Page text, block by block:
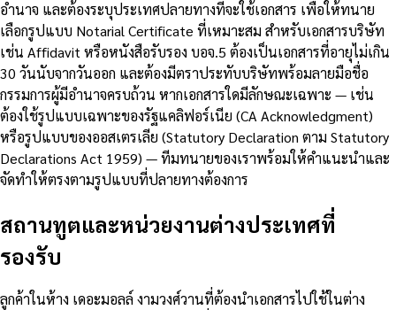
อำนาจ และต้องระบุประเทศปลายทางที่จะใช้เอกสาร เพื่อให้ทนาย
เลือกรูปแบบ Notarial Certificate ที่เหมาะสม สำหรับเอกสารบริษัท
เช่น Affidavit หรือหนังสือรับรอง บอจ.5 ต้องเป็นเอกสารที่อายุไม่เกิน
30 วันนับจากวันออก และต้องมีตราประทับบริษัทพร้อมลายมือชื่อ
กรรมการผู้มีอำนาจครบถ้วน หากเอกสารใดมีลักษณะเฉพาะ — เช่น
ต้องใช้รูปแบบเฉพาะของรัฐแคลิฟอร์เนีย (CA Acknowledgment)
หรือรูปแบบของออสเตรเลีย (Statutory Declaration ตาม Statutory
Declarations Act 1959) — ทีมทนายของเราพร้อมให้คำแนะนำและ
จัดทำให้ตรงตามรูปแบบที่ปลายทางต้องการ
สถานทูตและหน่วยงานต่างประเทศที่
รองรับ
ลูกค้าในห้าง เดอะมอลล์ งามวงศ์วานที่ต้องนำเอกสารไปใช้ในต่าง